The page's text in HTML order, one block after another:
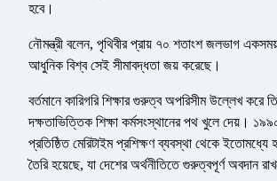
হবে।
নৌমন্ত্রী বলেন, পৃথিবীর প্রায় ৭০ শতাংশ জলভাগ
আধুনিক বিশ্ব সেই সীমাবদ্ধতা জয় করেছে।
বর্তমানে কারিগরি শিক্ষার গুরুত্ব অপরিসীম উল্লেখ করে
দক্ষতাভিত্তিক শিক্ষা কর্মসংস্থানের পথ খুলে দেয়।
প্রতিষ্ঠিত মেরিটাইম প্রশিক্ষণ ব্যবস্থা থেকে
তৈরি হয়েছে, যা দেশের অর্থনীতিতে গুরুত্বপূর্ণ অবদান